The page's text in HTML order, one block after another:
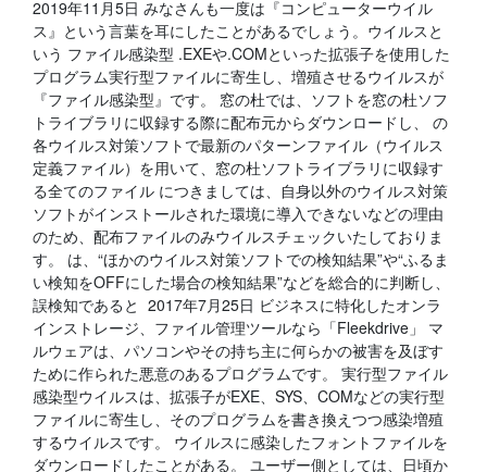
2019年11月5日 みなさんも一度は『コンピューターウイル
ス』という言葉を耳にしたことがあるでしょう。ウイルスと
いう ファイル感染型 .EXEや.COMといった拡張子を使用した
プログラム実行型ファイルに寄生し、増殖させるウイルスが
『ファイル感染型』です。 窓の杜では、ソフトを窓の杜ソフ
トライブラリに収録する際に配布元からダウンロードし、 の
各ウイルス対策ソフトで最新のパターンファイル（ウイルス
定義ファイル）を用いて、窓の杜ソフトライブラリに収録す
る全てのファイル につきましては、自身以外のウイルス対策
ソフトがインストールされた環境に導入できないなどの理由
のため、配布ファイルのみウイルスチェックいたしておりま
す。 は、“ほかのウイルス対策ソフトでの検知結果”や“ふるま
い検知をOFFにした場合の検知結果”などを総合的に判断し、
誤検知であると 2017年7月25日 ビジネスに特化したオンラ
インストレージ、ファイル管理ツールなら「Fleekdrive」 マ
ルウェアは、パソコンやその持ち主に何らかの被害を及ぼす
ために作られた悪意のあるプログラムです。 実行型ファイル
感染型ウイルスは、拡張子がEXE、SYS、COMなどの実行型
ファイルに寄生し、そのプログラムを書き換えつつ感染増殖
するウイルスです。 ウイルスに感染したフォントファイルを
ダウンロードしたことがある。 ユーザー側としては、日頃か